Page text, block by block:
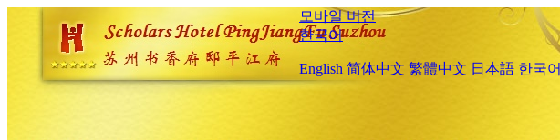
모바일 버전
한국어
English 简体中文 繁體中文 日本語 한국어